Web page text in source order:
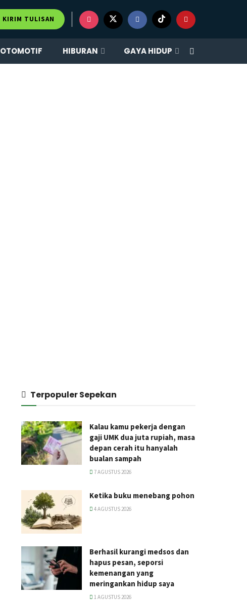
KIRIM TULISAN
OTOMOTIF HIBURAN GAYA HIDUP
Terpopuler Sepekan
Kalau kamu pekerja dengan
gaji UMK dua juta rupiah, masa
depan cerah itu hanyalah
bualan sampah
7 AGUSTUS 2026
Ketika buku menebang pohon
4 AGUSTUS 2026
Berhasil kurangi medsos dan
hapus pesan, seporsi
kemenangan yang
meringankan hidup saya
1 AGUSTUS 2026